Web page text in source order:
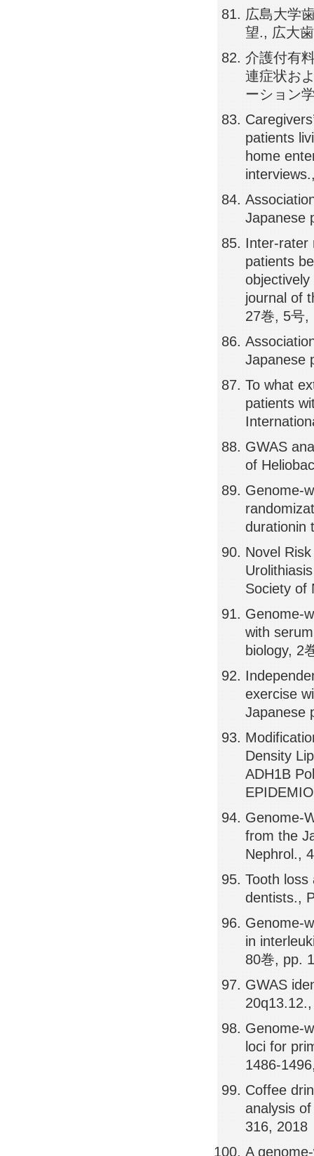
広島大学
望., 広大
介護付有
連症状お
ーション
patients
home
Japanese
Inter-rater
patients
journal of
27巻, 5号,
Japanese
To what
patients
GWAS
of
Genome-
durationin
Novel
Society of
Genome-
with
biology, 2
exercise
Japanese
Density
ADH1B
Genome-
from the
Nephrol.,
Tooth loss
dentists.,
Genome-
in
80巻, pp.
GWAS
Genome-
loci for
1486-
Coffee
analysis
316, 2018
A